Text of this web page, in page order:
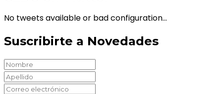
No tweets available or bad configuration...
Suscribirte a Novedades